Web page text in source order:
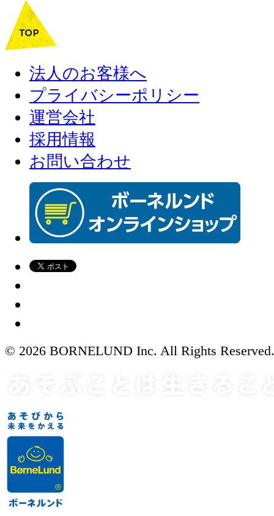
法人のお客様へ
プライバシーポリシー
運営会社
採用情報
お問い合わせ
© 2026 BORNELUND Inc. All Rights Reserved.